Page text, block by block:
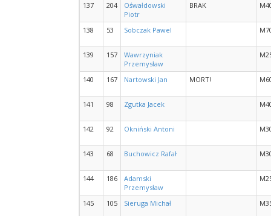
137 204
Ośwałdowski
Piotr
BRAK
138 53 Sobczak Pawel
139 157
Wawrzyniak
Przemysław
140 167 Nartowski Jan MORT!
141 98 Zgutka Jacek
142 92 Okniński Antoni
143 68 Buchowicz Rafał
144 186
Adamski
Przemysław
145 105 Sieruga Michał